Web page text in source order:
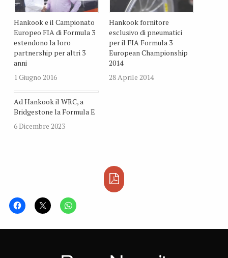
Hankook e il Campionato
Europeo FIA di Formula 3
estendono la loro
partnership per altri 3
anni
1 Giugno 2016
Hankook fornitore
esclusivo di pneumatici
per il FIA Formula 3
European Championship
2014
28 Aprile 2014
Ad Hankook il WRC, a
Bridgestone la Formula E
6 Dicembre 2023